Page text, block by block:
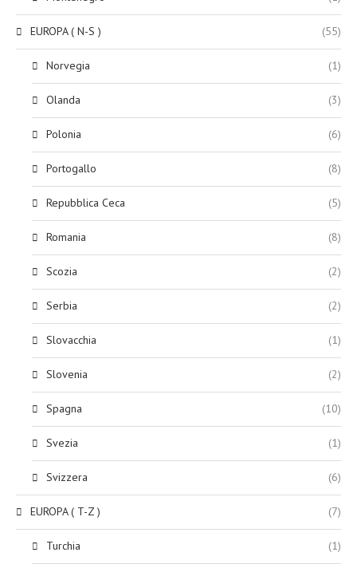
EUROPA ( N-S ) (55)
Norvegia (1)
Olanda (3)
Polonia (6)
Portogallo (8)
Repubblica Ceca (5)
Romania (8)
Scozia (2)
Serbia (2)
Slovacchia (1)
Slovenia (2)
Spagna (10)
Svezia (1)
Svizzera (6)
EUROPA ( T-Z ) (7)
Turchia (1)